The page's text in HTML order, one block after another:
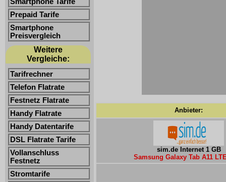
Prepaid Tarife
Smartphone
Preisvergleich
Weitere
Vergleiche:
Tarifrechner
Telefon Flatrate
Festnetz Flatrate
Handy Flatrate
Handy Datentarife
DSL Flatrate Tarife
Vollanschluss
Festnetz
Stromtarife
Anbieter:
sim.de Internet 1 GB
Samsung Galaxy Tab A11